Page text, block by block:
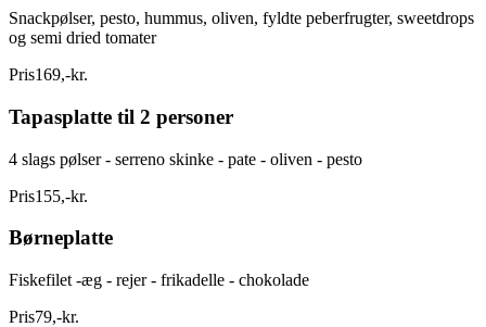
Snackpølser, pesto, hummus, oliven, fyldte peberfrugter, sweetdrops
og semi dried tomater
Pris169,-kr.
Tapasplatte til 2 personer
4 slags pølser - serreno skinke - pate - oliven - pesto
Pris155,-kr.
Børneplatte
Fiskefilet -æg - rejer - frikadelle - chokolade
Pris79,-kr.